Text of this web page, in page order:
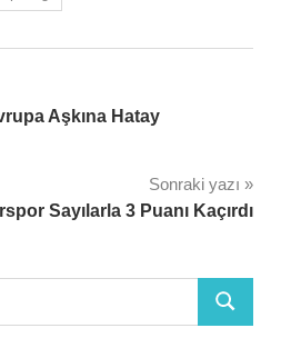
Aşkına Hatay
Sonraki yazı
Sayılarla 3 Puanı Kaçırdı
Ara